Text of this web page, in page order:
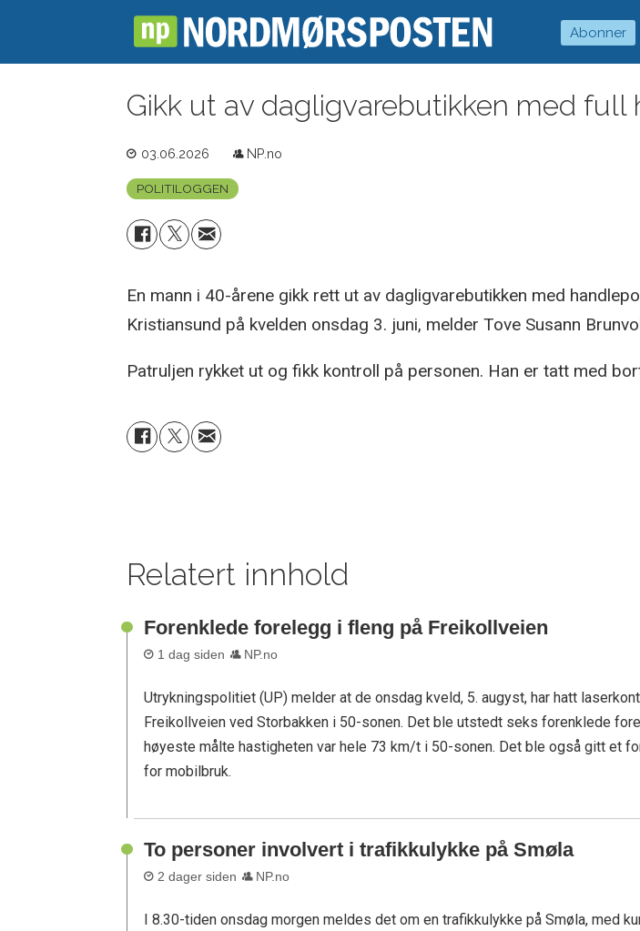
Abonner
Gikk ut av dagligvarebutikken med
03.06.2026 NP.no
POLITILOGGEN
En mann i 40-årene gikk rett ut av dagligvarebutikken med
Kristiansund på kvelden onsdag 3. juni, melder Tove Susann
Patruljen rykket ut og fikk kontroll på personen. Han er tatt med
Relatert innhold
Forenklede forelegg i fleng på Freikollveien
1 dag siden NP.no
Utrykningspolitiet (UP) melder at de onsdag kveld, 5. augyst, har hatt
Freikollveien ved Storbakken i 50-sonen. Det ble utstedt seks forenklede
høyeste målte hastigheten var hele 73 km/t i 50-sonen. Det ble også gitt et
for mobilbruk.
To personer involvert i trafikkulykke på Smøla
2 dager siden NP.no
I 8.30-tiden onsdag morgen meldes det om en trafikkulykke på Smøla, med